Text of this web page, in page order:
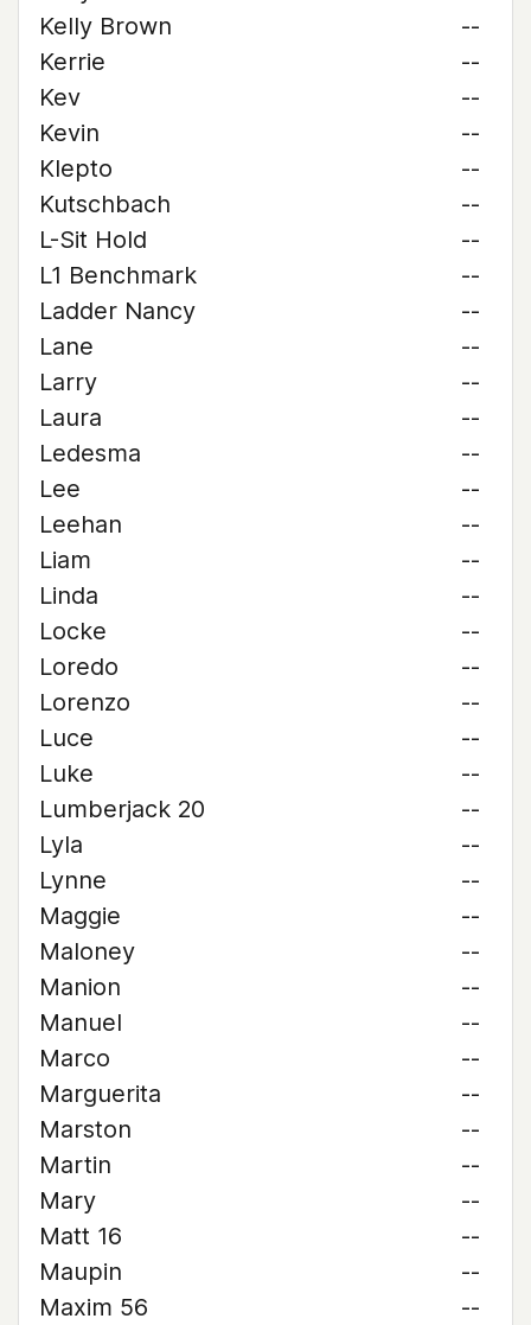
Kelly Brown
--
Kerrie
--
Kev
--
Kevin
--
Klepto
--
Kutschbach
--
L-Sit Hold
--
L1 Benchmark
--
Ladder Nancy
--
Lane
--
Larry
--
Laura
--
Ledesma
--
Lee
--
Leehan
--
Liam
--
Linda
--
Locke
--
Loredo
--
Lorenzo
--
Luce
--
Luke
--
Lumberjack 20
--
Lyla
--
Lynne
--
Maggie
--
Maloney
--
Manion
--
Manuel
--
Marco
--
Marguerita
--
Marston
--
Martin
--
Mary
--
Matt 16
--
Maupin
--
Maxim 56
--